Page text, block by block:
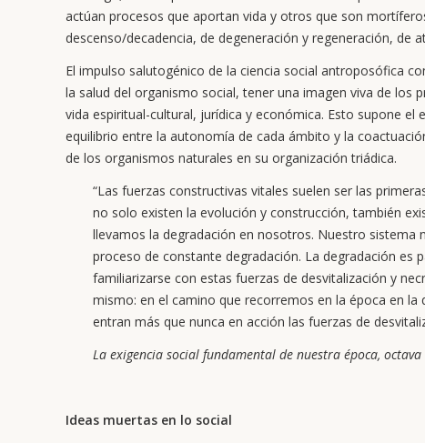
actúan procesos que aportan vida y otros que son
descenso/decadencia, de degeneración y regeneración, de
El impulso salutogénico de la ciencia social antroposófica
la salud del organismo social, tener una imagen viva de los
vida espiritual-cultural, jurídica y económica. Esto supone
equilibrio entre la autonomía de cada ámbito y la
de los organismos naturales en su organización triádica.
“Las fuerzas constructivas vitales suelen ser las
no solo existen la evolución y construcción, también
llevamos la degradación en nosotros. Nuestro sistema
proceso de constante degradación. La degradación es
familiarizarse con estas fuerzas de desvitalización y
mismo: en el camino que recorremos en la época en
entran más que nunca en acción las fuerzas de
La exigencia social fundamental de nuestra época,
Ideas muertas en lo social